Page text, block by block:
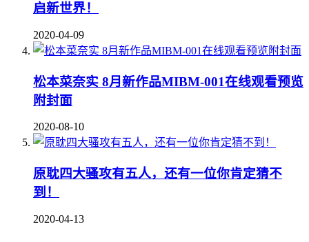
启新世界！
2020-04-09
松本菜奈实 8月新作品MIBM-001在线观看预览
附封面
2020-08-10
原耽四大骚攻有五人，还有一位你肯定猜不
到！
2020-04-13